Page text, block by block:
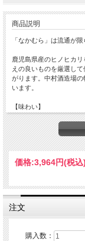
商品説明
「なかむら」は流通が
鹿児島県産のヒノヒカ
えの良いものを厳選し
がります。中村酒造場
います。
【味わい】
米こうじがしっかりし
品。しっかりと旨味や
ながらクリアな飲み心
お湯割りにすると香り
価格:3,964円(税込)
注文
購入数：